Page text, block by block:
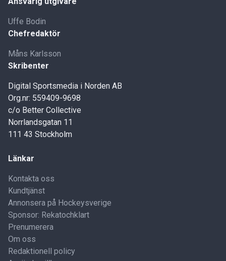
Uffe Bodin
Chefredaktör
Måns Karlsson
Skribenter
Digital Sportsmedia i Norden AB
Org.nr: 559409-9698
c/o Better Collective
Norrlandsgatan 11
111 43 Stockholm
Länkar
Kontakta oss
Kundtjänst
Annonsera på Hockeysverige
Sponsor: Rekatochklart
Prenumerera
Om oss
Redaktionell policy